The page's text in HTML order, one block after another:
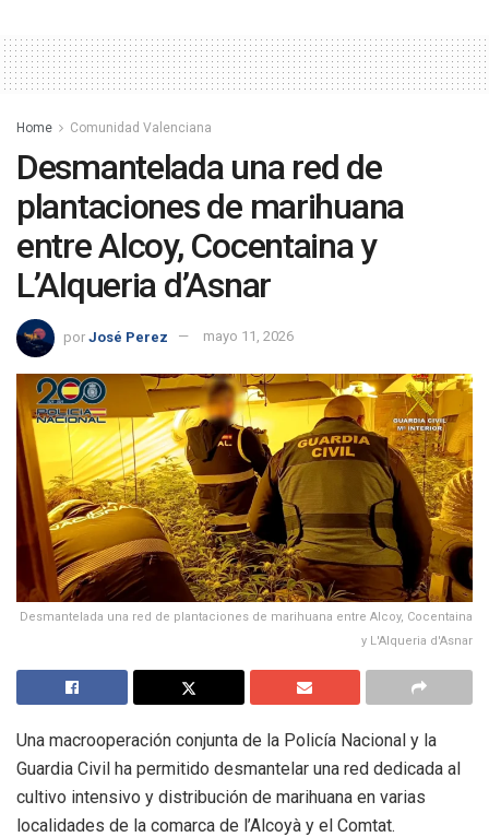
Home Comunidad Valenciana
Desmantelada una red de
plantaciones de marihuana
entre Alcoy, Cocentaina y
L’Alqueria d’Asnar
por José Perez mayo 11, 2026
Desmantelada una red de plantaciones de marihuana entre Alcoy, Cocentaina
y L'Alqueria d'Asnar
Una macrooperación conjunta de la Policía Nacional y la
Guardia Civil ha permitido desmantelar una red dedicada al
cultivo intensivo y distribución de marihuana en varias
localidades de la comarca de l’Alcoyà y el Comtat.